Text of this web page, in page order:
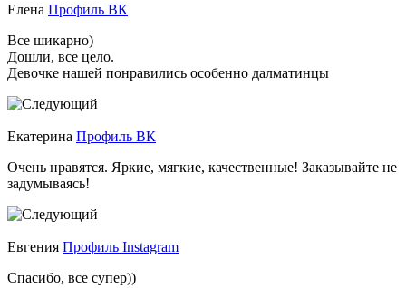
Елена Профиль ВК
Все шикарно)
Дошли, все цело.
Девочке нашей понравились особенно далматинцы
Екатерина Профиль ВК
Очень нравятся. Яркие, мягкие, качественные! Заказывайте не
задумываясь!
Евгения Профиль Instagram
Спасибо, все супер))